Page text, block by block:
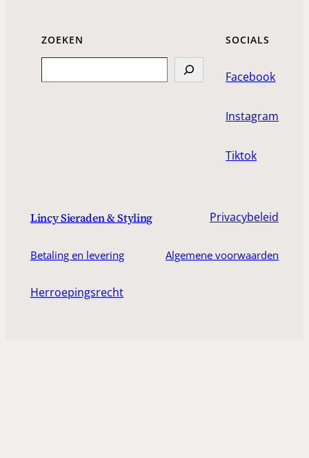
ZOEKEN SOCIALS
Facebook
Instagram
Tiktok
Lincy Sieraden & Styling Privacybeleid
Betaling en levering Algemene voorwaarden
Herroepingsrecht